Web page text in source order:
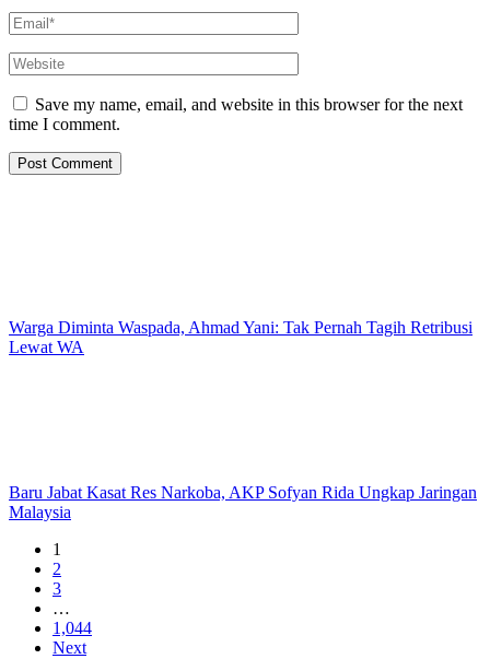
Save my name, email, and website in this browser for the next
time I comment.
Warga Diminta Waspada, Ahmad Yani: Tak Pernah Tagih Retribusi
Lewat WA
Baru Jabat Kasat Res Narkoba, AKP Sofyan Rida Ungkap Jaringan
Malaysia
1
2
3
…
1,044
Next